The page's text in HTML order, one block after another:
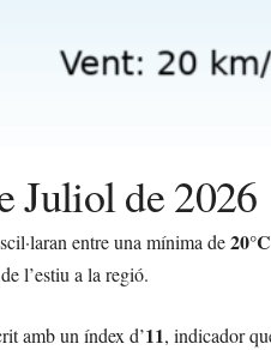
Juliol de 2026
entre una mínima de20°C
l’estiu a la regió.
amb un índex d’11, indicador